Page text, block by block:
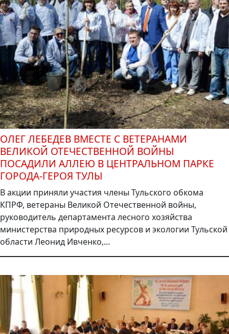
ОЛЕГ ЛЕБЕДЕВ ВМЕСТЕ С ВЕТЕРАНАМИ
ВЕЛИКОЙ ОТЕЧЕСТВЕННОЙ ВОЙНЫ
ПОСАДИЛИ АЛЛЕЮ В ЦЕНТРАЛЬНОМ ПАРКЕ
ГОРОДА-ГЕРОЯ ТУЛЫ
В акции приняли участия члены Тульского обкома
КПРФ, ветераны Великой Отечественной войны,
руководитель департамента лесного хозяйства
министерства природных ресурсов и экологии Тульской
области Леонид Ивченко,...